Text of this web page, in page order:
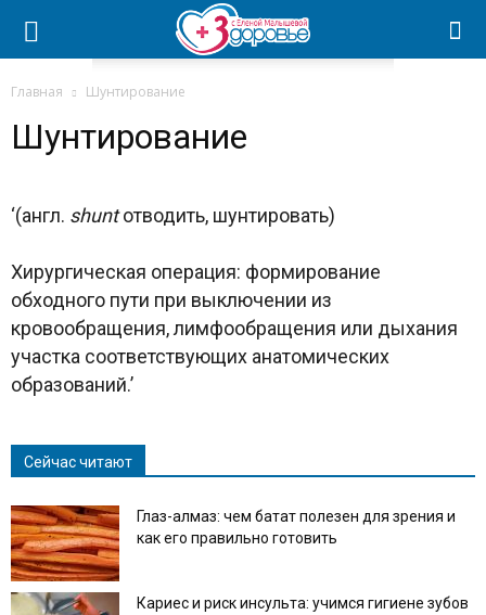
Главная Шунтирование
Шунтирование
‘(англ. shuntотводить, шунтировать)
Хирургическая операция: формирование
обходного пути при выключении из
кровообращения, лимфообращения или дыхания
участка соответствующих анатомических
образований.’
Сейчас читают
Глаз-алмаз: чем батат полезен для зрения и
как его правильно готовить
Кариес и риск инсульта: учимся гигиене зубов